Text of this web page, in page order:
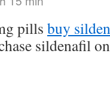
pills buy
sildenafil